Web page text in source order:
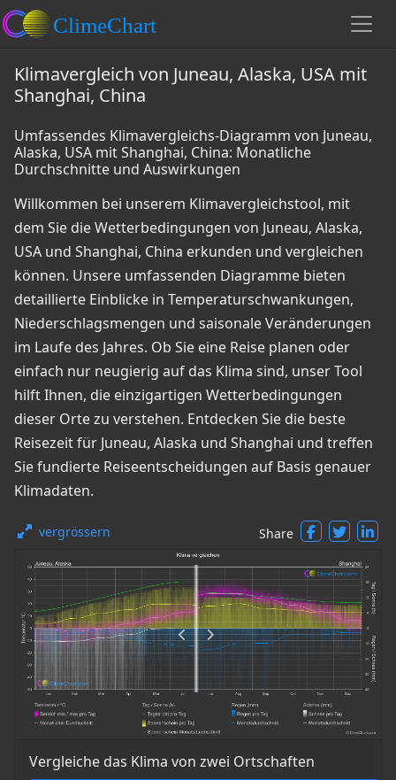
Klimavergleich von Juneau, Alaska, USA mit
Shanghai, China
Umfassendes Klimavergleichs-Diagramm von Juneau,
Alaska, USA mit Shanghai, China: Monatliche
Durchschnitte und Auswirkungen
Willkommen bei unserem Klimavergleichstool, mit
dem Sie die Wetterbedingungen von Juneau, Alaska,
USA und Shanghai, China erkunden und vergleichen
können. Unsere umfassenden Diagramme bieten
detaillierte Einblicke in Temperaturschwankungen,
Niederschlagsmengen und saisonale Veränderungen
im Laufe des Jahres. Ob Sie eine Reise planen oder
einfach nur neugierig auf das Klima sind, unser Tool
hilft Ihnen, die einzigartigen Wetterbedingungen
dieser Orte zu verstehen. Entdecken Sie die beste
Reisezeit für Juneau, Alaska und Shanghai und treffen
Sie fundierte Reiseentscheidungen auf Basis genauer
Klimadaten.
vergrössern Share
Vergleiche das Klima von zwei Ortschaften